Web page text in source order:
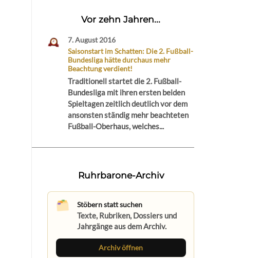
Vor zehn Jahren...
7. August 2016
Saisonstart im Schatten: Die 2. Fußball-
Bundesliga hätte durchaus mehr
Beachtung verdient!
Traditionell startet die 2. Fußball-
Bundesliga mit ihren ersten beiden
Spieltagen zeitlich deutlich vor dem
ansonsten ständig mehr beachteten
Fußball-Oberhaus, welches...
Ruhrbarone-Archiv
Stöbern statt suchen
Texte, Rubriken, Dossiers und
Jahrgänge aus dem Archiv.
Archiv öffnen